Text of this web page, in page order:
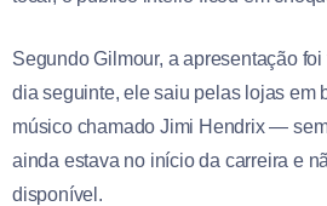
Segundo Gilmour, a apresentação
dia seguinte, ele saiu pelas lojas em
músico chamado Jimi Hendrix —
ainda estava no início da carreira e
disponível.